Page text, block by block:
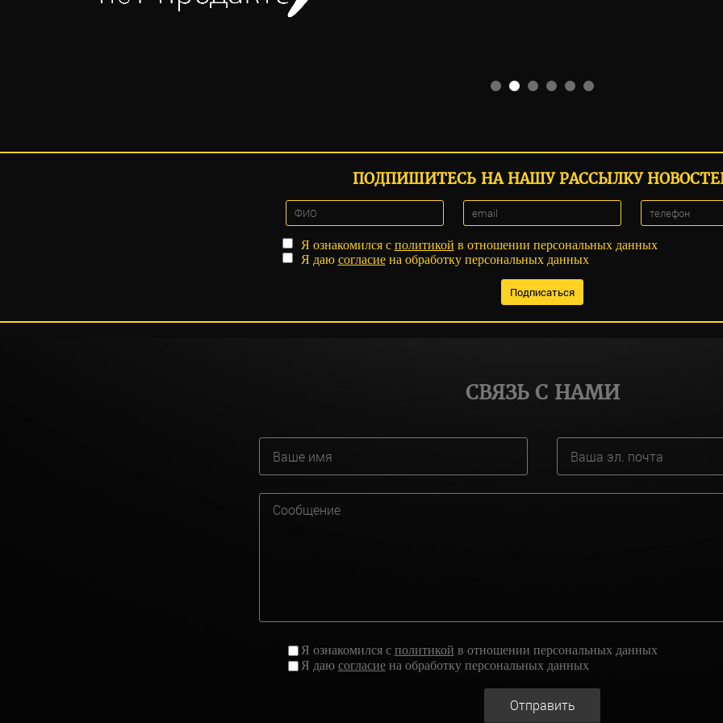
ПОДПИШИТЕСЬ НА НАШУ РАССЫЛКУ
Я ознакомился с политикой в отношении персональных данных
Я даю согласиена обработку персональных данных
СВЯЗЬ С НАМИ
Я ознакомился с политикой в отношении персональных данных
Я даю согласиена обработку персональных данных
Отправить